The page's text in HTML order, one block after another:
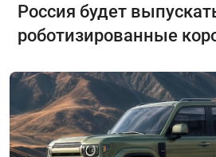
Россия будет
роботизированные